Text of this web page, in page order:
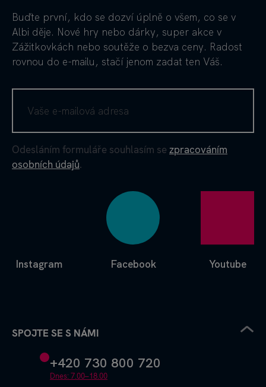
Buďte první, kdo se dozví úplně o všem, co se v
Albi děje. Nové hry nebo dárky, super akce v
Zážitkovkách nebo soutěže o bezva ceny. Radost
rovnou do e-mailu, stačí jenom zadat ten Váš.
Odesláním formuláře souhlasím se zpracováním
osobních údajů.
Facebook
Instagram Youtube
SPOJTE SE S NÁMI
+420 730 800 720
Dnes: 7.00–18.00